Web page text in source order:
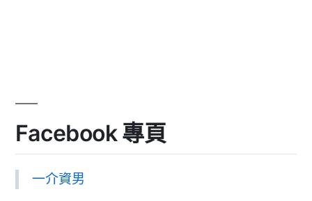
Facebook 專頁
一介資男